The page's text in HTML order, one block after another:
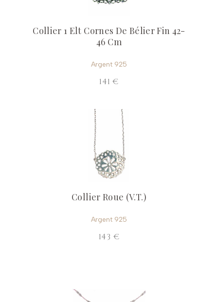
Collier 1 Elt Cornes De Bélier Fin 42-
46 Cm
Argent 925
141 €
Collier Roue (V.T.)
Argent 925
143 €